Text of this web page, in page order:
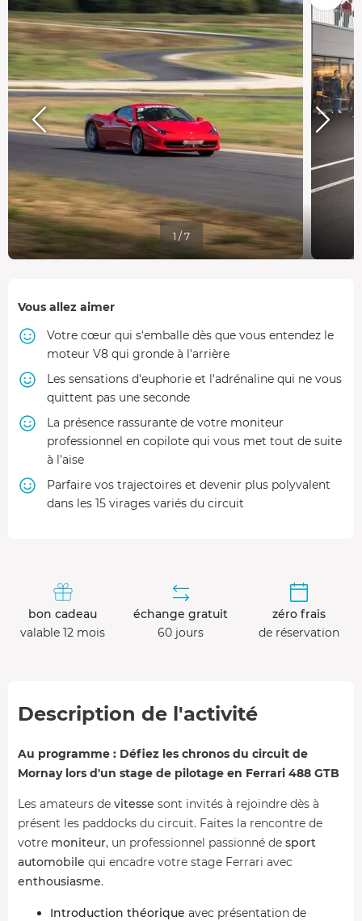
1 / 7
Vous allez aimer
Votre cœur qui s'emballe dès que vous entendez le
moteur V8 qui gronde à l'arrière
Les sensations d'euphorie et l'adrénaline qui ne vous
quittent pas une seconde
La présence rassurante de votre moniteur
professionnel en copilote qui vous met tout de suite
à l'aise
Parfaire vos trajectoires et devenir plus polyvalent
dans les 15 virages variés du circuit
bon cadeau
valable 12 mois
échange gratuit
60 jours
zéro frais
de réservation
Description de l'activité
Au programme : Défiez les chronos du circuit de
Mornay lors d'un stage de pilotage en Ferrari 488 GTB
Les amateurs de vitesse sont invités à rejoindre dès à
présent les paddocks du circuit. Faites la rencontre de
votre moniteur, un professionnel passionné de sport
automobile qui encadre votre stage Ferrari avec
enthousiasme.
Introduction théorique avec présentation de